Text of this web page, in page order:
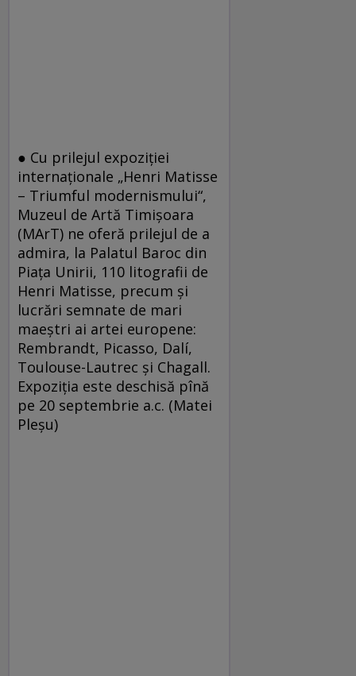
● Cu prilejul expoziţiei
internaţionale „Henri Matisse
– Triumful modernismului“,
Muzeul de Artă Timişoara
(MArT) ne oferă prilejul de a
admira, la Palatul Baroc din
Piaţa Unirii, 110 litografii de
Henri Matisse, precum şi
lucrări semnate de mari
maeştri ai artei europene:
Rembrandt, Picasso, Dalí,
Toulouse-Lautrec şi Chagall.
Expoziţia este deschisă pînă
pe 20 septembrie a.c. (Matei
Pleşu)